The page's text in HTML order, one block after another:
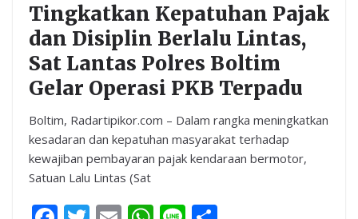
Tingkatkan Kepatuhan Pajak
dan Disiplin Berlalu Lintas,
Sat Lantas Polres Boltim
Gelar Operasi PKB Terpadu
Boltim, Radartipikor.com – Dalam rangka meningkatkan
kesadaran dan kepatuhan masyarakat terhadap
kewajiban pembayaran pajak kendaraan bermotor,
Satuan Lalu Lintas (Sat